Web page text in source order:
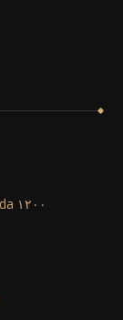
١٢٠٠ McGill College Ave. Montreal, Canada